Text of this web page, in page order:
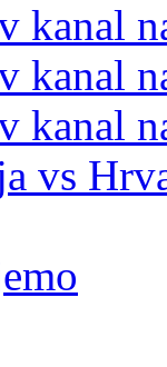
kanal
kanal
kanal
vs